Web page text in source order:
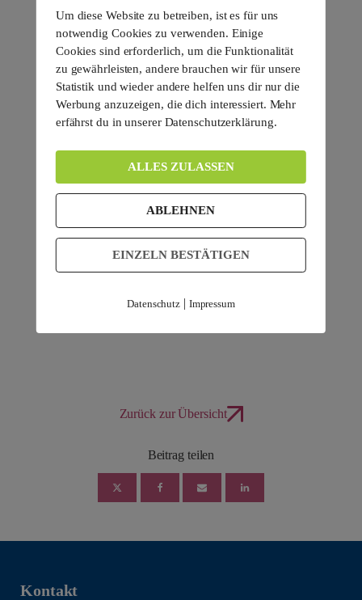
Zurück zur Übersicht
Beitrag teilen
Kontakt
Um diese Website zu betreiben, ist es für uns
notwendig Cookies zu verwenden. Einige
Cookies sind erforderlich, um die Funktionalität
zu gewährleisten, andere brauchen wir für unsere
Statistik und wieder andere helfen uns dir nur die
Werbung anzuzeigen, die dich interessiert. Mehr
erfährst du in unserer Datenschutzerklärung.
ALLES ZULASSEN
ABLEHNEN
EINZELN BESTÄTIGEN
Datenschutz | Impressum